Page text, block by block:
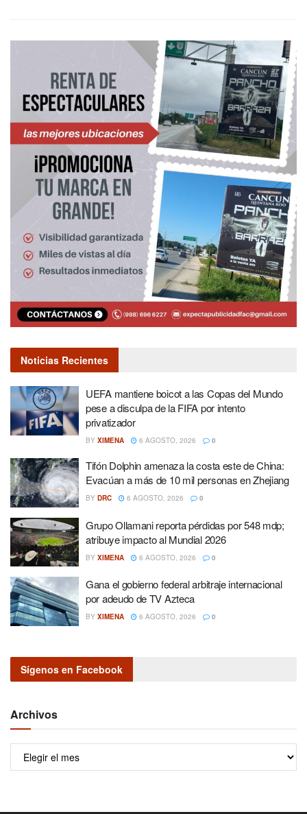
Noticias Recientes
UEFA mantiene boicot a las Copas del Mundo
pese a disculpa de la FIFA por intento
privatizador
BY XIMENA 6 AGOSTO, 2026 0
Tifón Dolphin amenaza la costa este de China:
Evacúan a más de 10 mil personas en Zhejiang
BY DRC 6 AGOSTO, 2026 0
Grupo Ollamani reporta pérdidas por 548 mdp;
atribuye impacto al Mundial 2026
BY XIMENA 6 AGOSTO, 2026 0
Gana el gobierno federal arbitraje internacional
por adeudo de TV Azteca
BY XIMENA 6 AGOSTO, 2026 0
Sígenos en Facebook
Archivos